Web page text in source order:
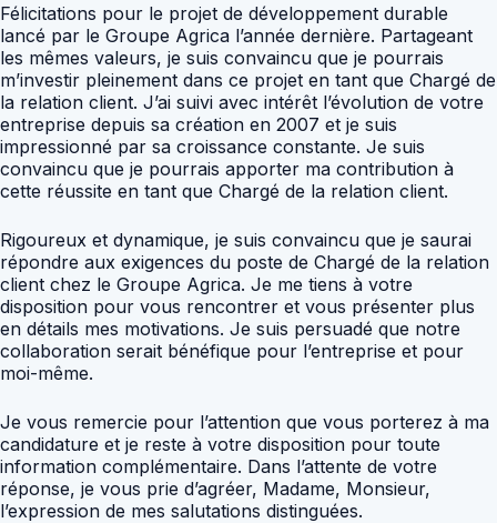
Félicitations pour le projet de développement durable
lancé par le Groupe Agrica l’année dernière. Partageant
les mêmes valeurs, je suis convaincu que je pourrais
m’investir pleinement dans ce projet en tant que Chargé de
la relation client. J’ai suivi avec intérêt l’évolution de votre
entreprise depuis sa création en 2007 et je suis
impressionné par sa croissance constante. Je suis
convaincu que je pourrais apporter ma contribution à
cette réussite en tant que Chargé de la relation client.
Rigoureux et dynamique, je suis convaincu que je saurai
répondre aux exigences du poste de Chargé de la relation
client chez le Groupe Agrica. Je me tiens à votre
disposition pour vous rencontrer et vous présenter plus
en détails mes motivations. Je suis persuadé que notre
collaboration serait bénéfique pour l’entreprise et pour
moi-même.
Je vous remercie pour l’attention que vous porterez à ma
candidature et je reste à votre disposition pour toute
information complémentaire. Dans l’attente de votre
réponse, je vous prie d’agréer, Madame, Monsieur,
l’expression de mes salutations distinguées.